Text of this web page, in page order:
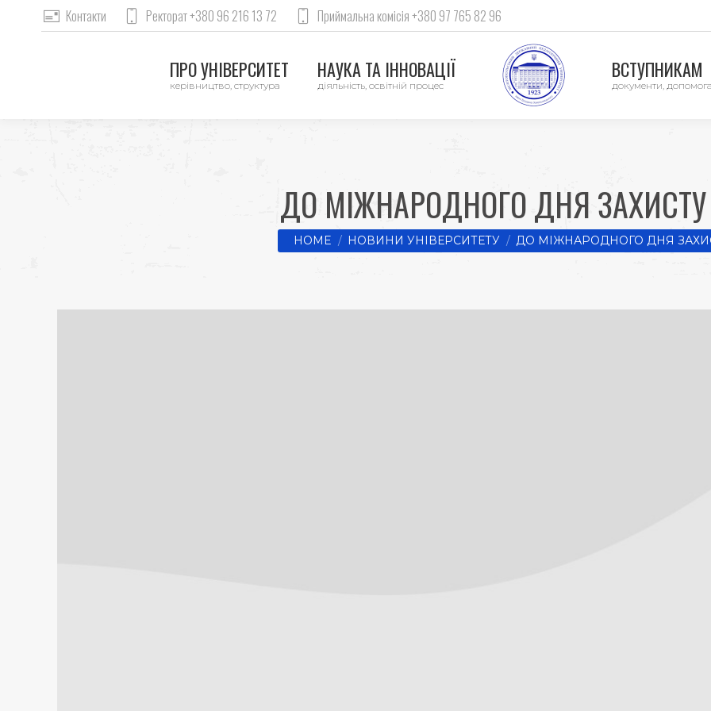
Контакти Ректорат +380 96 216 13 72 Приймальна комісія +380 97 765 82 96
ПРО УНІВЕРСИТЕТ
керівництво, структура
НАУКА ТА ІННОВАЦІЇ
діяльність, освітній процес
ВСТУПНИКАМ
документи,
ДО МІЖНАРОДНОГО ДНЯ ЗАХИСТУ
You are here:
HOME НОВИНИ УНІВЕРСИТЕТУ ДО МІЖНАРОДНОГО ДНЯ